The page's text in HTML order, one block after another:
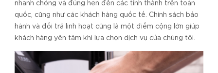
nhanh chóng và đúng hẹn đến các tỉnh thành trên toàn
quốc, cũng như các khách hàng quốc tế. Chính sách bảo
hành và đổi trả linh hoạt cũng là một điểm cộng lớn giúp
khách hàng yên tâm khi lựa chọn dịch vụ của chúng tôi.